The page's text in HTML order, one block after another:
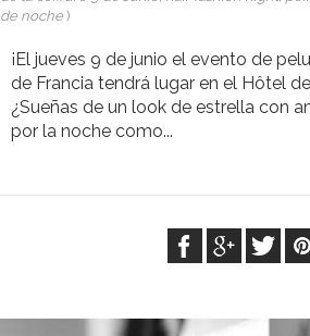
de noche )
¡El jueves 9 de junio el evento de
de Francia tendrá lugar en el Hôtel
¿Sueñas de un look de estrella con
por la noche como...